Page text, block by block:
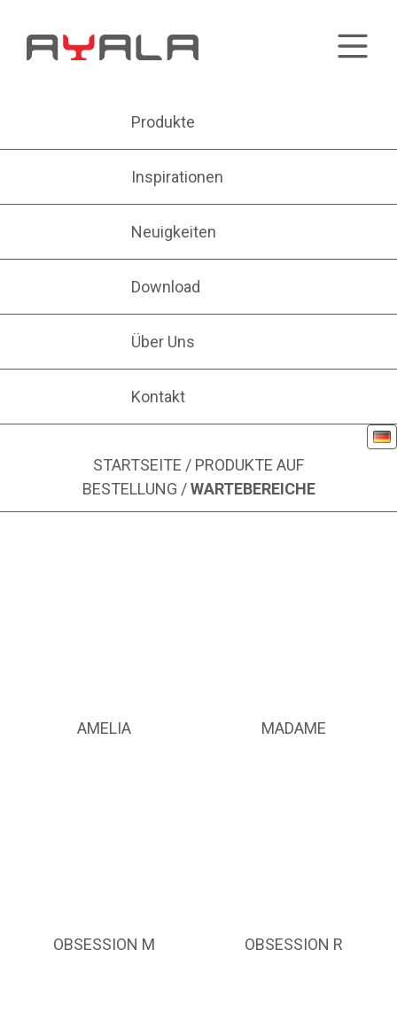
Produkte
Inspirationen
Neuigkeiten
Download
Über Uns
Kontakt
WARTEBEREICH
:10
STARTSEITE / PRODUKTE AUF
BESTELLUNG /WARTEBEREICHE
AMELIA MADAME
OBSESSION M OBSESSION R